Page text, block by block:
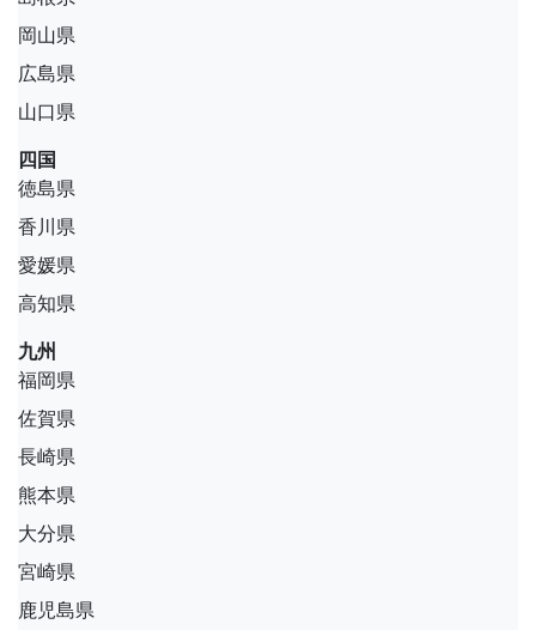
岡山県
広島県
山口県
四国
徳島県
香川県
愛媛県
高知県
九州
福岡県
佐賀県
長崎県
熊本県
大分県
宮崎県
鹿児島県